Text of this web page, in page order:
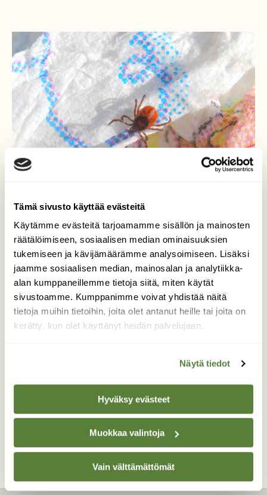
Tämä sivusto käyttää evästeitä
Käytämme evästeitä tarjoamamme sisällön ja mainosten
räätälöimiseen, sosiaalisen median ominaisuuksien
tukemiseen ja kävijämäärämme analysoimiseen. Lisäksi
jaamme sosiaalisen median, mainosalan ja analytiikka-
alan kumppaneillemme tietoja siitä, miten käytät
sivustoamme. Kumppanimme voivat yhdistää näitä
tietoja muihin tietoihin, joita olet antanut heille tai joita on
kerätty, kun olet käyttänyt heidän palvelujaan.
Näytä tiedot
Hyväksy evästeet
Muokkaa valintoja
Vain välttämättömät
Punkki
Näitä nyt riittää. Eilen minulla punkki iholla ja
vaimolla kaksi. Tämä aamulla vaimon
paidalla, nyt talouspaperilla ja seuraavaksi
saunanuunissa.
TAKAISIN LISTAAN